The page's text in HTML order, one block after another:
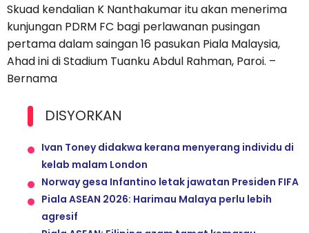
Skuad kendalian K Nanthakumar itu akan menerima
kunjungan PDRM FC bagi perlawanan pusingan
pertama dalam saingan 16 pasukan Piala Malaysia,
Ahad ini di Stadium Tuanku Abdul Rahman, Paroi. –
Bernama
DISYORKAN
Ivan Toney didakwa kerana menyerang individu di
kelab malam London
Norway gesa Infantino letak jawatan Presiden FIFA
Piala ASEAN 2026: Harimau Malaya perlu lebih
agresif